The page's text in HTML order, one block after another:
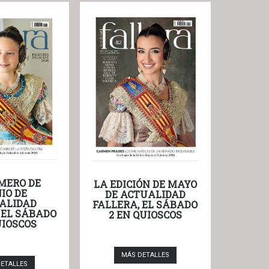
DE
DE
SÁBADO
LA EDICIÓN DE MAYO
DE ACTUALIDAD
FALLERA, EL SÁBADO
2 EN QUIOSCOS
MÁS DETALLES